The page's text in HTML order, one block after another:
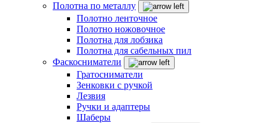
Полотна по металлу
Полотно ленточное
Полотно ножовочное
Полотна для лобзика
Полотна для сабельных пил
Фаскосниматели
Гратосниматели
Зенковки с ручкой
Лезвия
Ручки и адаптеры
Шаберы